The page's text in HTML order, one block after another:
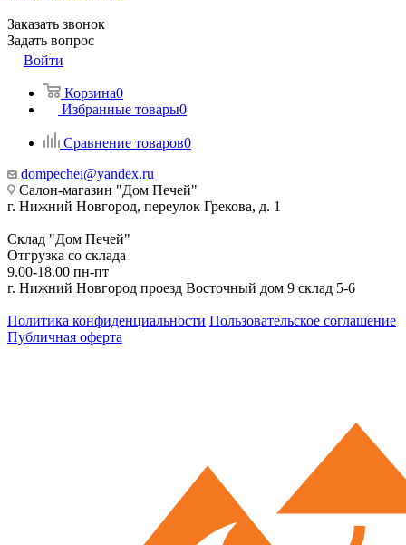
Заказать звонок
Задать вопрос
Войти
Корзина0
Избранные товары0
Сравнение товаров0
dompechei@yandex.ru
Салон-магазин "Дом Печей"
г. Нижний Новгород, переулок Грекова, д. 1
Склад "Дом Печей"
Отгрузка со склада
9.00-18.00 пн-пт
г. Нижний Новгород проезд Восточный дом 9 склад 5-6
Политика конфиденциальности Пользовательское соглашение
Публичная оферта